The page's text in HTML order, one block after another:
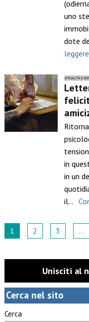
uno
dote
ATTUALITÀ E
in
in un
il…
1 2 3 …
Unisciti al
Cerca nel sito
Cerca